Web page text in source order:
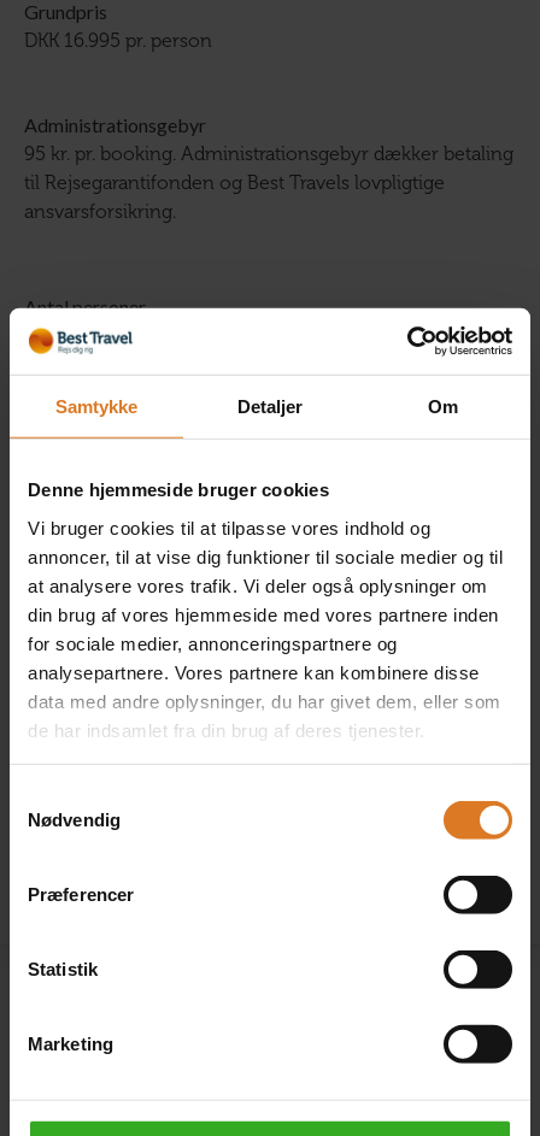
Samtykke Detaljer Om
Denne hjemmeside bruger cookies
Vi bruger cookies til at tilpasse vores indhold og
annoncer, til at vise dig funktioner til sociale medier og til
at analysere vores trafik. Vi deler også oplysninger om
din brug af vores hjemmeside med vores partnere inden
for sociale medier, annonceringspartnere og
analysepartnere. Vores partnere kan kombinere disse
data med andre oplysninger, du har givet dem, eller som
de har indsamlet fra din brug af deres tjenester.
Nødvendig
Præferencer
Statistik
Marketing
Grundpris
DKK 16.995 pr. person
Administrationsgebyr
95 kr. pr. booking. Administrationsgebyr dækker betaling
til Rejsegarantifonden og Best Travels lovpligtige
ansvarsforsikring.
Antal personer
1 x Dobbeltværelse
Inkluderet i rejsens pris
(Kun på forespørgsel)
Læs mere »
2 x Eneværelse
+DKK 4.900 pr. værelse
(Kun på forespørgsel)
Klik her for at kombinere forskellige værelsestyper »